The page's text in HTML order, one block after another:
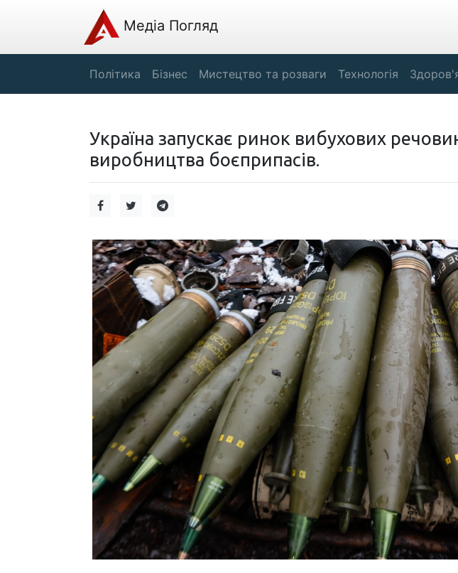
Медіа Погляд
Політика Бізнес Мистецтво та розваги Технологія
Україна запускає ринок вибухових
виробництва боєприпасів.